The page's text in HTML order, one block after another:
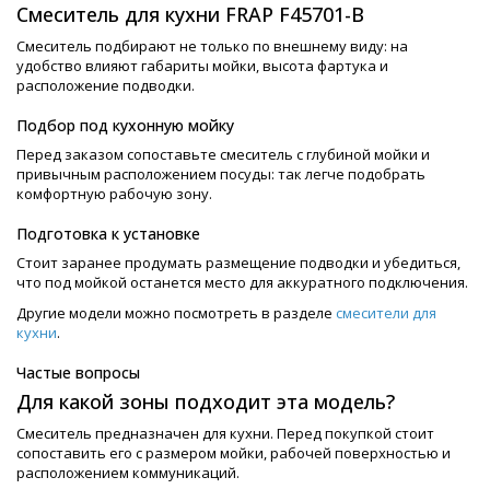
Смеситель для кухни FRAP F45701-B
Смеситель подбирают не только по внешнему виду: на
удобство влияют габариты мойки, высота фартука и
расположение подводки.
Подбор под кухонную мойку
Перед заказом сопоставьте смеситель с глубиной мойки и
привычным расположением посуды: так легче подобрать
комфортную рабочую зону.
Подготовка к установке
Стоит заранее продумать размещение подводки и убедиться,
что под мойкой останется место для аккуратного подключения.
Другие модели можно посмотреть в разделе смесители для
кухни.
Частые вопросы
Для какой зоны подходит эта модель?
Смеситель предназначен для кухни. Перед покупкой стоит
сопоставить его с размером мойки, рабочей поверхностью и
расположением коммуникаций.